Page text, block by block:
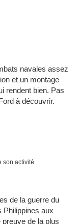
navales assez
et un montage
rendent bien. Pas
à découvrir.
son activité
de la guerre du
Philippines aux
de la plus